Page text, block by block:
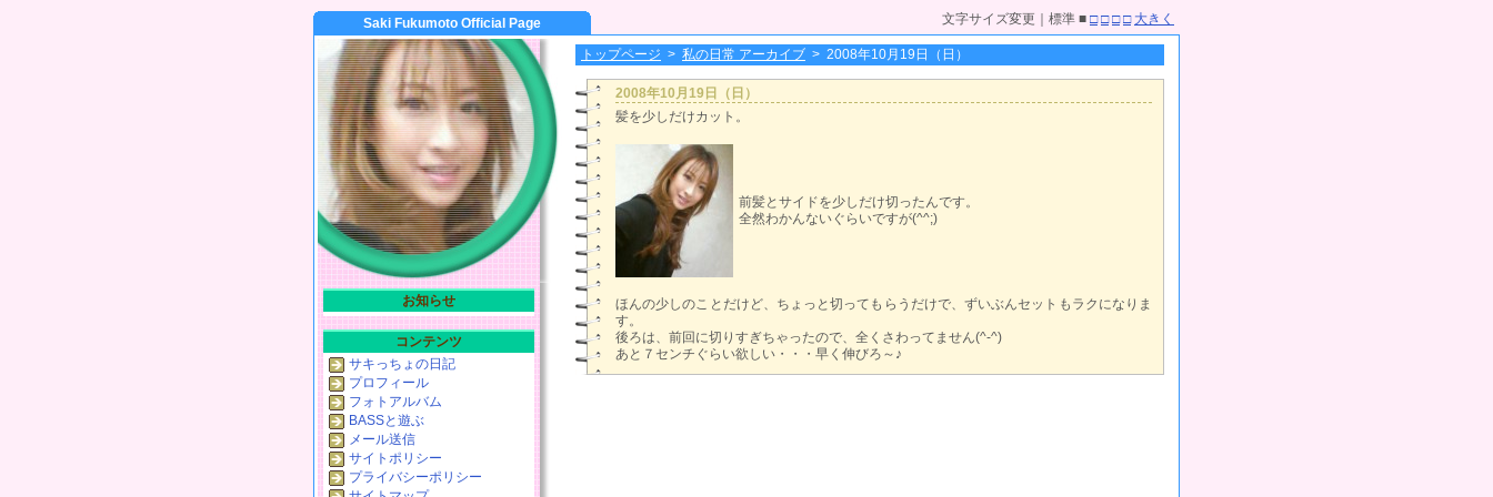
Saki Fukumoto Official Page 文字サイズ変更｜標準 ■ □ □ □ □ 大きく
トップページ > 私の日常 アーカイブ > 2008年10月19日（日）
2008年10月19日（日）
髪を少しだけカット。
前髪とサイドを少しだけ切ったんです。
全然わかんないぐらいですが(^^;)
ほんの少しのことだけど、ちょっと切ってもらうだけで、ずいぶんセットもラクになりま
す。
後ろは、前回に切りすぎちゃったので、全くさわってません(^-^)
あと７センチぐらい欲しい・・・早く伸びろ～♪
お知らせ
コンテンツ
サキっちょの日記
プロフィール
フォトアルバム
BASSと遊ぶ
メール送信
サイトポリシー
プライバシーポリシー